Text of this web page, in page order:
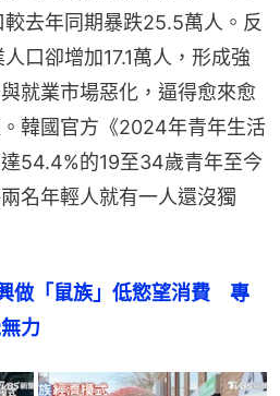
去年同期暴跌25.5萬人。反
口卻增加17.1萬人，形成強
就業市場惡化，逼得愈來愈
韓國官方《2024年青年生活
54.4%的19至34歲青年至今
名年輕人就有一人還沒獨
做「鼠族」低慾望消費　專
力